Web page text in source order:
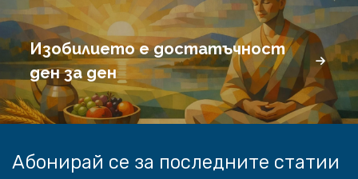
Изобилието е достатъчност
ден за ден
Абонирай се за последните статии